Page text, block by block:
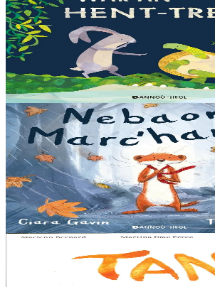
Let's all creep through crocodile
Qui sait quelles bêtes rôdent dans les marais
Pas les crocodiles en tout cas, Souris en est
un doute : à quoi ça...
En stock13,00 €
3 ans et plus
Bannoù-heol
A little bit worried
Pris dans une violente tempête, Marc'harid
pour s'y réfugier. Mais elle y rencontre
dans le vent et patauger sous la pluie....
En stock13,00 €
8 ans et plus